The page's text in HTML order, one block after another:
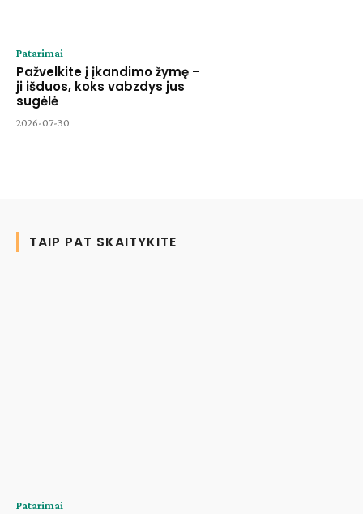
Patarimai
Pažvelkite į įkandimo žymę –
ji išduos, koks vabzdys jus
sugėlė
2026-07-30
TAIP PAT SKAITYKITE
Patarimai